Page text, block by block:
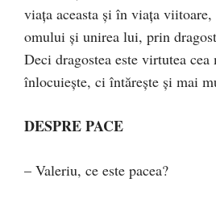
viaţa aceasta şi în viaţa
omului şi unirea lui, prin
Deci dragostea este virtutea
înlocuieşte, ci întăreşte şi mai
DESPRE PACE
– Valeriu, ce este pacea?